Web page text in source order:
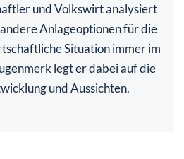
und Volkswirt analysiert
Anlageoptionen für die
Situation immer im
legt er dabei auf die
und Aussichten.